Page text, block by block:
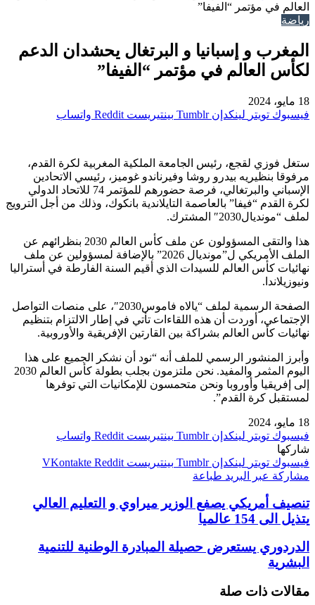
العالم في مؤتمر “الفيفا”
رياضة
المغرب و إسبانيا و البرتغال يحشدان الدعم
لكأس العالم في مؤتمر “الفيفا”
18 مايو، 2024
فيسبوك تويتر لينكدإن بينتيريست واتساب
ستغل فوزي لقجع، رئيس الجامعة الملكية المغربية لكرة القدم،
مرفوقا بنظيريه بيدرو روشا وفيرناندو غوميز، رئيسي الاتحادين
الإسباني والبرتغالي، فرصة حضورهم للمؤتمر 74 للاتحاد الدولي
لكرة القدم “فيفا” بالعاصمة التايلاندية بانكوك، وذلك من أجل الترويج
لملف “مونديال2030″ المشترك.
هذا والتقى المسؤولون عن ملف كأس العالم 2030 بنظرائهم عن
الملف الأمريكي ل”مونديال 2026” بالإضافة لمسؤولين عن ملف
نهائيات كأس العالم للسيدات الذي أقيم السنة الفارطة في أستراليا
ونيوزيلاندا.
الصفحة الرسمية لملف “يالاه فاموس2030″، على منصات التواصل
الإجتماعي، أوردت أن هذه اللقاءات تأتي في إطار الالتزام بتنظيم
نهائيات كأس العالم بشراكة بين القارتين الإفريقية والأوروبية.
وأبرز المنشور الرسمي للملف أنه “نود أن نشكر الجميع على هذا
اليوم المثمر والمفيد. نحن ملتزمون بجلب بطولة كأس العالم 2030
إلى إفريقيا وأوروبا ونحن متحمسون للإمكانيات التي توفرها
لمستقبل كرة القدم”.
18 مايو، 2024
فيسبوك تويتر لينكدإن بينتيريست
واتساب
شاركها
فيسبوك تويتر لينكدإن بينتيريست
مشاركة عبر البريد طباعة
تنصيف أمريكي يصفع الوزير ميراوي و التعليم العالي
يتذيل الى 154 عالميا
الدردوري يستعرض حصيلة المبادرة الوطنية للتنمية
البشرية
مقالات ذات صلة